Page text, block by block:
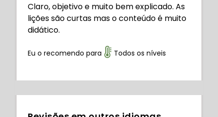
Claro, objetivo e muito bem explicado. As
lições são curtas mas o conteúdo é muito
didático.
Eu o recomendo para Todos os níveis